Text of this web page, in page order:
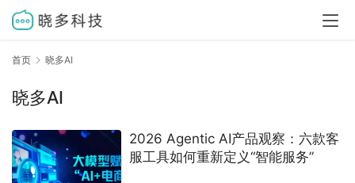
首页 晓多AI
晓多AI
2026 Agentic AI产品观察：六款客
服工具如何重新定义“智能服务”